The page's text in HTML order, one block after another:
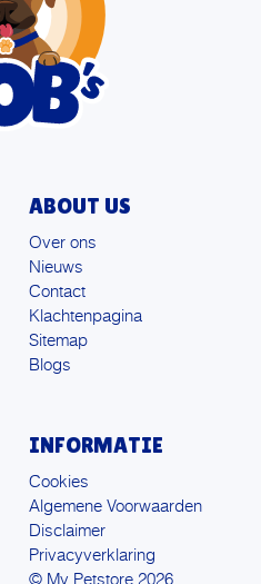
ABOUT US
Over ons
Nieuws
Contact
Klachtenpagina
Sitemap
Blogs
INFORMATIE
Cookies
Algemene Voorwaarden
Disclaimer
Privacyverklaring
© My Petstore 2026